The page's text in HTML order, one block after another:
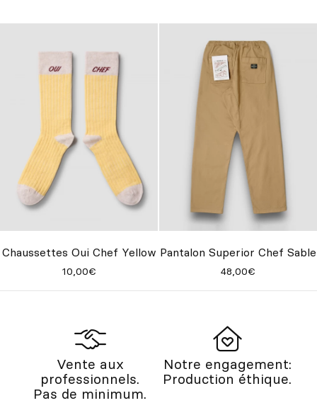
Chaussettes Oui Chef Yellow
10,00€
Pantalon Superior Chef Sable
48,00€
Vente aux
professionnels.
Pas de minimum.
Notre engagement:
Production éthique.